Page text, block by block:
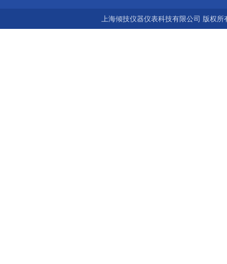
上海倾技仪器仪表科技有限公司 版权